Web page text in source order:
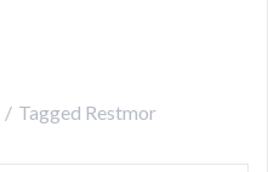
Tagged Restmor